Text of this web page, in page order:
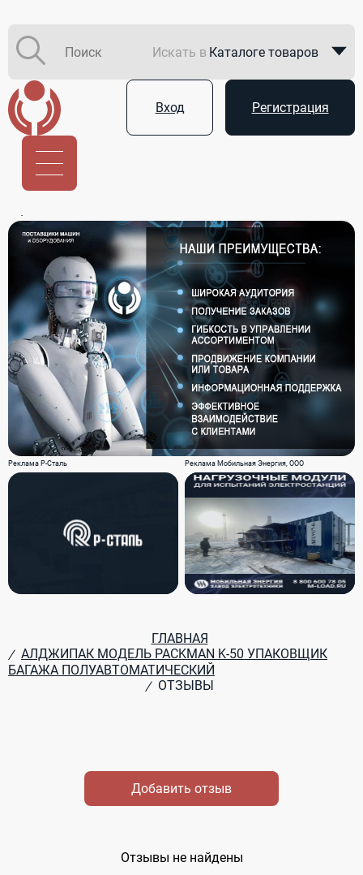
Искать в Каталоге товаров
Вход Регистрация
Реклама Р-Сталь Реклама Мобильная Энергия, ООО
ГЛАВНАЯ
/ АЛДЖИПАК МОДЕЛЬ PACKMAN K-50 УПАКОВЩИК
БАГАЖА ПОЛУАВТОМАТИЧЕСКИЙ
/ ОТЗЫВЫ
Добавить отзыв
Отзывы не найдены